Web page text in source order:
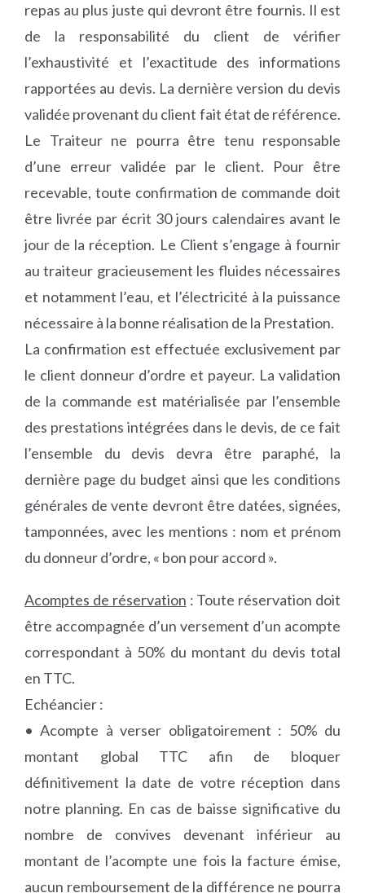
repas au plus juste qui devront être fournis. Il est
de la responsabilité du client de vérifier
l’exhaustivité et l’exactitude des informations
rapportées au devis. La dernière version du devis
validée provenant du client fait état de référence.
Le Traiteur ne pourra être tenu responsable
d’une erreur validée par le client. Pour être
recevable, toute confirmation de commande doit
être livrée par écrit 30 jours calendaires avant le
jour de la réception. Le Client s’engage à fournir
au traiteur gracieusement les fluides nécessaires
et notamment l’eau, et l’électricité à la puissance
nécessaire à la bonne réalisation de la Prestation.
La confirmation est effectuée exclusivement par
le client donneur d’ordre et payeur. La validation
de la commande est matérialisée par l’ensemble
des prestations intégrées dans le devis, de ce fait
l’ensemble du devis devra être paraphé, la
dernière page du budget ainsi que les conditions
générales de vente devront être datées, signées,
tamponnées, avec les mentions : nom et prénom
du donneur d’ordre, « bon pour accord ».
Acomptes de réservation : Toute réservation doit
être accompagnée d’un versement d’un acompte
correspondant à 50% du montant du devis total
en TTC.
Echéancier :
• Acompte à verser obligatoirement : 50% du
montant global TTC afin de bloquer
définitivement la date de votre réception dans
notre planning. En cas de baisse significative du
nombre de convives devenant inférieur au
montant de l’acompte une fois la facture émise,
aucun remboursement de la différence ne pourra